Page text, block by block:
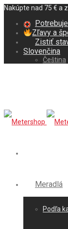
Nakúpte nad 75 € a
Zľavy a
Zistiť
Slovenčina
Čeština
Meradlá
Podľa